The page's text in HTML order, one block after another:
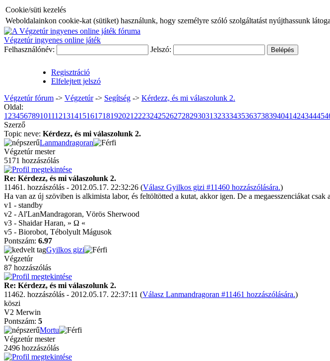
Cookie/süti kezelés
Weboldalainkon cookie-kat (sütiket) használunk, hogy személyre szóló szolgáltatást nyújthassunk
Végzetúr ingyenes online játék
Felhasználónév:
Jelszó:
Regisztráció
Elfelejtett jelszó
Végzetúr fórum -> Végzetúr-> Segítség -> Kérdezz, és mi válaszolunk 2.
Oldal:
1 23456789101112131415161718192021 222324252627282930313233343536373839404142434445
Szerző
Topic neve: Kérdezz, és mi válaszolunk 2.
Lanmandragoran
Végzetúr mester
5171 hozzászólás
Re: Kérdezz, és mi válaszolunk 2.
11461. hozzászólás - 2012.05.17. 22:32:26 (Válasz Gyilkos gizi #11460 hozzászólására.)
Ha van az új szöviben is alkimista labor, és feltöltötted a kutat, akkor igen. De a megaesszenciákat
v1 - standby
v2 - Al'LanMandragoran, Vörös Sherwood
v3 - Shaidar Haran, » Ω «
v5 - Biorobot, Tébolyult Mágusok
Pontszám: 6.97
Gyilkos gizi
Végzetúr
87 hozzászólás
Re: Kérdezz, és mi válaszolunk 2.
11462. hozzászólás - 2012.05.17. 22:37:11 (Válasz Lanmandragoran #11461 hozzászólására.)
köszi
V2 Merwin
Pontszám: 5
Mortu
Végzetúr mester
2496 hozzászólás